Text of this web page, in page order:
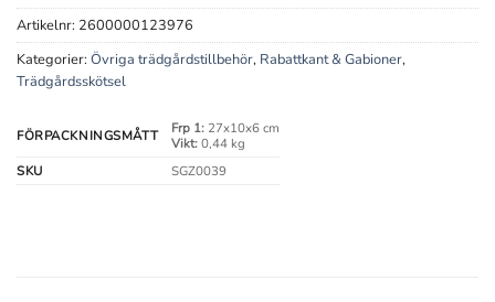
Artikelnr: 2600000123976
Kategorier: Övriga trädgårdstillbehör, Rabattkant & Gabioner,
Trädgårdsskötsel
FÖRPACKNINGSMÅTT Frp 1:27x10x6 cm
Vikt:0,44 kg
SKU
SGZ0039